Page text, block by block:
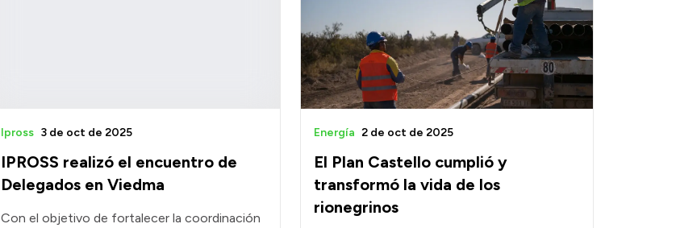
IPROSS realizó el encuentro de
Delegados en Viedma
Ipross 3 de oct de 2025
Con el objetivo de fortalecer la coordinación
El Plan Castello cumplió y
transformó la vida de los
rionegrinos
Energía 2 de oct de 2025